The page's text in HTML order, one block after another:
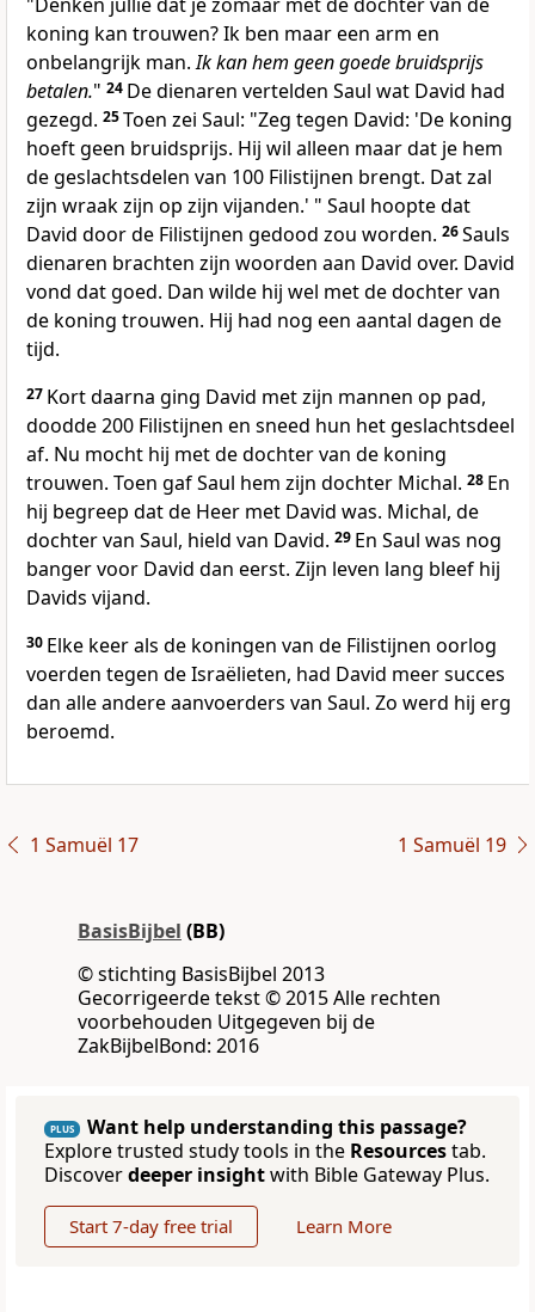
koning kan trouwen? Ik ben maar een arm en
onbelangrijk man.Ik kan hem geen goede bruidsprijs
betalen." 24 De dienaren vertelden Saul wat David had
gezegd. 25Toen zei Saul: "Zeg tegen David: 'De koning
hoeft geen bruidsprijs. Hij wil alleen maar dat je hem
de geslachtsdelen van 100 Filistijnen brengt. Dat zal
zijn wraak zijn op zijn vijanden.' " Saul hoopte dat
David door de Filistijnen gedood zou worden. 26Sauls
dienaren brachten zijn woorden aan David over. David
vond dat goed. Dan wilde hij wel met de dochter van
de koning trouwen. Hij had nog een aantal dagen de
tijd.
27 Kort daarna ging David met zijn mannen op pad,
doodde 200 Filistijnen en sneed hun het geslachtsdeel
af. Nu mocht hij met de dochter van de koning
trouwen. Toen gaf Saul hem zijn dochter Michal. 28 En
hij begreep dat de Heer met David was. Michal, de
dochter van Saul, hield van David. 29 En Saul was nog
banger voor David dan eerst. Zijn leven lang bleef hij
Davids vijand.
30 Elke keer als de koningen van de Filistijnen oorlog
voerden tegen de Israëlieten, had David meer succes
dan alle andere aanvoerders van Saul. Zo werd hij erg
beroemd.
1 Samuël 17 1 Samuël 19
BasisBijbel (BB)
© stichting BasisBijbel 2013
Gecorrigeerde tekst © 2015 Alle rechten
voorbehouden Uitgegeven bij de
ZakBijbelBond: 2016
PLUS
Want help understanding this passage?
Explore trusted study tools in the Resourcestab.
Discoverdeeper insightwith Bible Gateway Plus.
Start 7-day free trial Learn More